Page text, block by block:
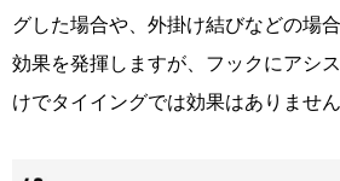
グした場合や、外掛け結びなどの場
効果を発揮しますが、フックにアシ
けでタイイングでは効果はありません